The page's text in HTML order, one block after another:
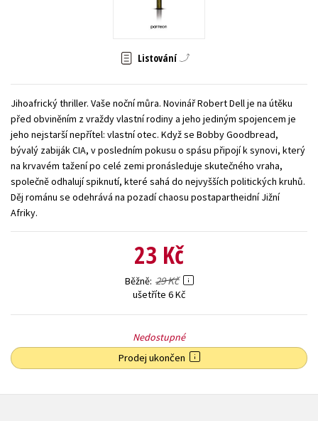
Zahraniční literatura
Všechny tituly
Listování
Jihoafrický thriller. Vaše noční můra. Novinář Robert Dell je na útěku
před obviněním z vraždy vlastní rodiny a jeho jediným spojencem je
jeho nejstarší nepřítel: vlastní otec. Když se Bobby Goodbread,
bývalý zabiják CIA, v posledním pokusu o spásu připojí k synovi, který
na krvavém tažení po celé zemi pronásleduje skutečného vraha,
společně odhalují spiknutí, které sahá do nejvyšších politických kruhů.
Děj románu se odehrává na pozadí chaosu postapartheidní Jižní
Afriky.
23 Kč
Běžně 29 Kč
ušetříte 6 Kč
Nedostupné
Prodej ukončen